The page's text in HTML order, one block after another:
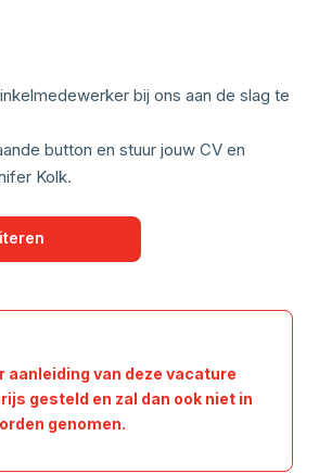
bij ons aan de slag te
button en stuur jouw CV en
Kolk.
aanleiding van deze vacature
gesteld en zal dan ook niet in
genomen.